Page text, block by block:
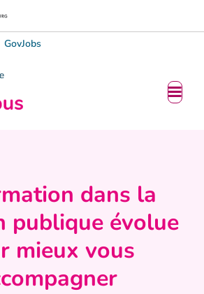
GovJobs
dans la
publique évolue
mieux vous